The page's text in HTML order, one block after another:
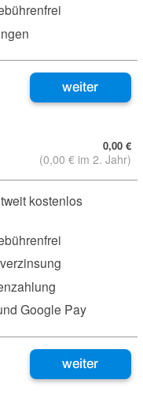
weiter
0,00 €
(0,00 € im 2. Jahr)
kostenlos
Google Pay
weiter